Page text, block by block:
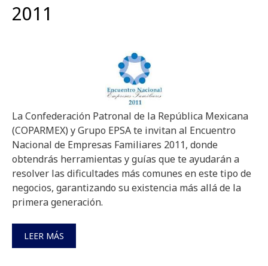
2011
La Confederación Patronal de la República Mexicana
(COPARMEX) y Grupo EPSA te invitan al Encuentro
Nacional de Empresas Familiares 2011, donde
obtendrás herramientas y guías que te ayudarán a
resolver las dificultades más comunes en este tipo de
negocios, garantizando su existencia más allá de la
primera generación.
LEER MÁS